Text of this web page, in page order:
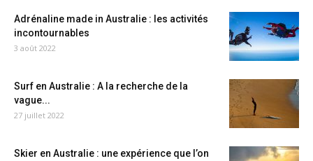
Adrénaline made in Australie : les activités
incontournables
3 août 2022
Surf en Australie : A la recherche de la
vague...
27 juillet 2022
Skier en Australie : une expérience que l’on